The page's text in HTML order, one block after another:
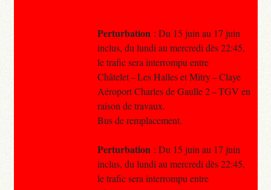
Perturbation : Du 15 juin au 17 juin
inclus, du lundi au mercredi dès 22:45,
le trafic sera interrompu entre
Châtelet – Les Halles et Mitry – Claye
Aéroport Charles de Gaulle 2 – TGV en
raison de travaux.
Bus de remplacement.
Perturbation : Du 15 juin au 17 juin
inclus, du lundi au mercredi dès 22:45,
le trafic sera interrompu entre